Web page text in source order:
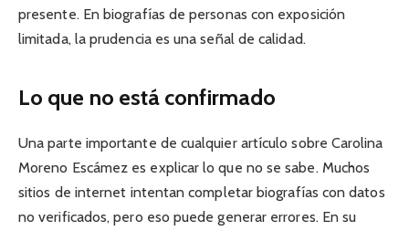
presente. En biografías de personas con exposición
limitada, la prudencia es una señal de calidad.
Lo que no está confirmado
Una parte importante de cualquier artículo sobre Carolina
Moreno Escámez es explicar lo que no se sabe. Muchos
sitios de internet intentan completar biografías con datos
no verificados, pero eso puede generar errores. En su